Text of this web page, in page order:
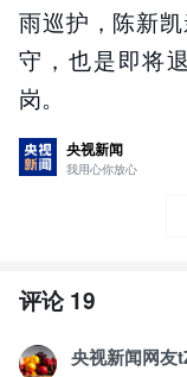
雨巡护，陈新
守，也是即将
岗。
央视新闻
我用心你放心
评论19
央视新闻网友